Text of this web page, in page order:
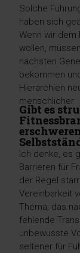
Solche
haben sich
Wenn wir
wollen,
nächsten
bekommen
Hierarchien
menschlicher.
Gibt es
Ich denke, es
Barrieren für
der Regel
Vereinbarkeit
Thema, das
fehlende
unbewusste
seltener für